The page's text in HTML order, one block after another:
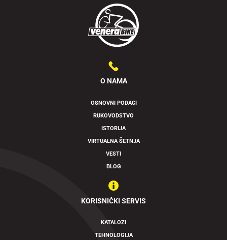
O NAMA
OSNOVNI PODACI
RUKOVODSTVO
ISTORIJA
VIRTUALNA ŠETNJA
VESTI
BLOG
KORISNIČKI SERVIS
KATALOZI
TEHNOLOGIJA